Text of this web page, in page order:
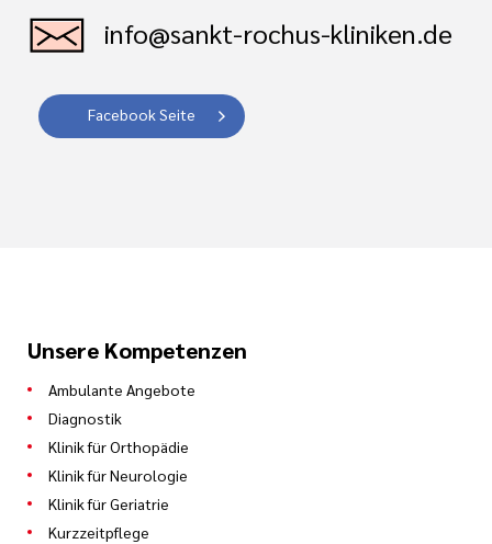
info@sankt-rochus-kliniken.de
Facebook Seite
Unsere Kompetenzen
Ambulante Angebote
Diagnostik
Klinik für Orthopädie
Klinik für Neurologie
Klinik für Geriatrie
Kurzzeitpflege